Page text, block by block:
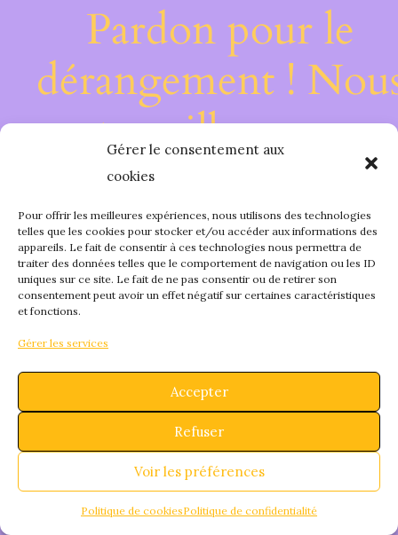
Gérer le consentement aux
cookies
Pour offrir les meilleures expériences, nous utilisons des technologies
telles que les cookies pour stocker et/ou accéder aux informations des
appareils. Le fait de consentir à ces technologies nous permettra de
traiter des données telles que le comportement de navigation ou les ID
uniques sur ce site. Le fait de ne pas consentir ou de retirer son
consentement peut avoir un effet négatif sur certaines caractéristiques
et fonctions.
Gérer les services
Accepter
Refuser
Voir les préférences
Politique de cookiesPolitique de confidentialité
Pardon pour le
dérangement !
travaillons sur
quelque chose de
fantastique –
bientôt !